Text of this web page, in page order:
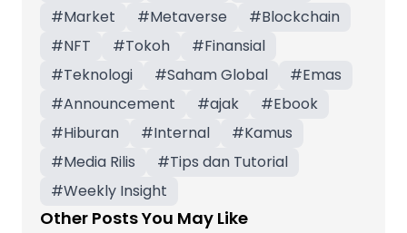
#Market #Metaverse #Blockchain
#NFT #Tokoh #Finansial
#Teknologi #Saham Global #Emas
#Announcement #ajak #Ebook
#Hiburan #Internal #Kamus
#Media Rilis #Tips dan Tutorial
#Weekly Insight
Other Posts You May Like